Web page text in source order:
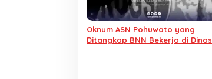
Oknum ASN Pohuwato yang
Ditangkap BNN Bekerja di Dinas